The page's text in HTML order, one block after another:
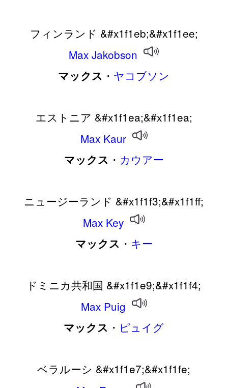
フィンランド &#x1f1eb;&#x1f1ee;
Max Jakobson
マックス ・ ヤコブソン
エストニア &#x1f1ea;&#x1f1ea;
Max Kaur
マックス ・ カウアー
ニュージーランド &#x1f1f3;&#x1f1ff;
Max Key
マックス ・ キー
ドミニカ共和国 &#x1f1e9;&#x1f1f4;
Max Puig
マックス ・ ピュイグ
ベラルーシ &#x1f1e7;&#x1f1fe;